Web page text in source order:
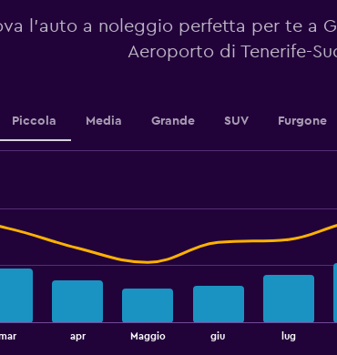
Range:
l'auto a noleggio perfetta per te a
Aeroporto di Tenerife-
Piccola Media Grande SUV Furgone
apr Maggio giu lug